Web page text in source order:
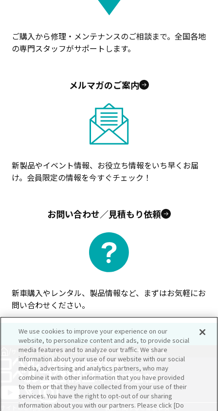
ご購入から修理・メンテナンスのご相談まで。全国各地
の専門スタッフがサポートします。
メルマガのご案内
新製品やイベント情報、お役立ち情報をいち早くお届
け。会員限定の情報を今すぐチェック！
お問い合わせ／見積もり依頼
新車購入やレンタル、製品情報など、まずはお気軽にお
問い合わせください。
サービス・部品/ショベルの純正部品 /潤滑油/ギヤーオイル
サイトのご利用について 製品に関するご留意事項
We use cookies to improve your experience on our
website, to personalize content and ads, to provide social
media features and to analyze our traffic. We share
information about your use of our website with our social
media, advertising and analytics partners, who may
combine it with other information that you have provided
to them or that they have collected from your use of their
services. You have the right to opt-out of our sharing
information about you with our partners. Please click [Do